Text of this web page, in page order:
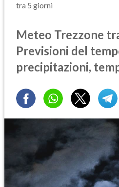
tra 5 giorni
Meteo Trezzone
Previsioni del
precipitazioni,